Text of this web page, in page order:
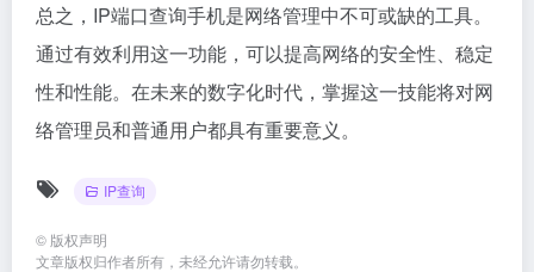
总之，IP端口查询手机是网络管理中不可或缺的工具。
通过有效利用这一功能，可以提高网络的安全性、稳定
性和性能。在未来的数字化时代，掌握这一技能将对网
络管理员和普通用户都具有重要意义。
IP查询
© 版权声明
文章版权归作者所有，未经允许请勿转载。